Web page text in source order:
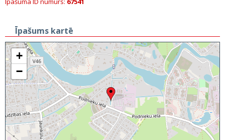
Īpašums kartē
+
−